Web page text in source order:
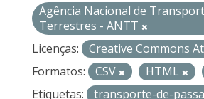
Agência Nacional de
Terrestres - ANTT
Licenças:
Creative Commons
Formatos:
CSV HTML
Etiquetas:
transporte-de-